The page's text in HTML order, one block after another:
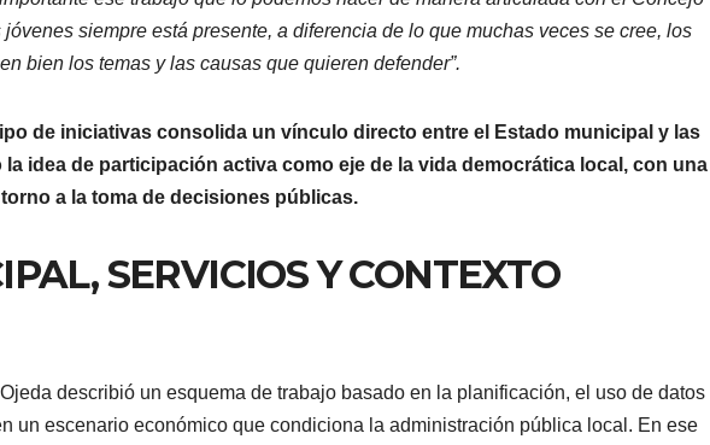
siempre está presente, a diferencia de lo que muchas veces se cree, los
bien los temas y las causas que quieren defender”.
de iniciativas consolida un vínculo directo entre el Estado municipal y las
idea de participación activa como eje de la vida democrática local, con una
a la toma de decisiones públicas.
SERVICIOS Y CONTEXTO
describió un esquema de trabajo basado en la planificación, el uso de datos
un escenario económico que condiciona la administración pública local. En ese